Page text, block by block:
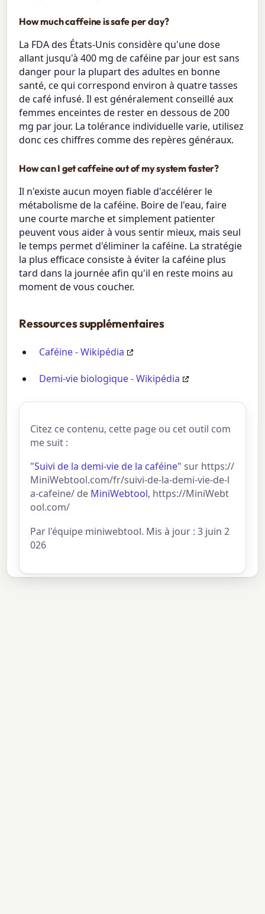
How much caffeine is safe per day?
La FDA des États-Unis considère qu'une dose
allant jusqu'à 400 mg de caféine par jour est sans
danger pour la plupart des adultes en bonne
santé, ce qui correspond environ à quatre tasses
de café infusé. Il est généralement conseillé aux
femmes enceintes de rester en dessous de 200
mg par jour. La tolérance individuelle varie, utilisez
donc ces chiffres comme des repères généraux.
How can I get caffeine out of my system faster?
Il n'existe aucun moyen fiable d'accélérer le
métabolisme de la caféine. Boire de l'eau, faire
une courte marche et simplement patienter
peuvent vous aider à vous sentir mieux, mais seul
le temps permet d'éliminer la caféine. La stratégie
la plus efficace consiste à éviter la caféine plus
tard dans la journée afin qu'il en reste moins au
moment de vous coucher.
Ressources supplémentaires
Caféine - Wikipédia
Demi-vie biologique - Wikipédia
Citez ce contenu, cette page ou cet outil com
me suit :
"Suivi de la demi-vie de la caféine" sur https://
MiniWebtool.com/fr/suivi-de-la-demi-vie-de-l
a-cafeine/ de MiniWebtool, https://MiniWebt
ool.com/
Par l'équipe miniwebtool. Mis à jour : 3 juin 2
026